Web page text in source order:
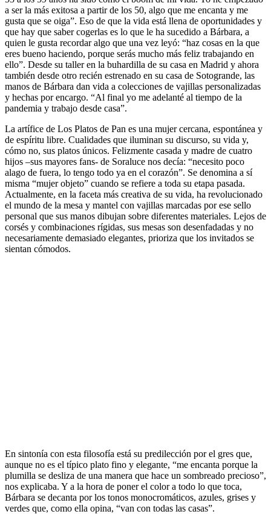
a ser la más exitosa a partir de los 50, algo que me encanta y me
gusta que se oiga”. Eso de que la vida está llena de oportunidades y
que hay que saber cogerlas es lo que le ha sucedido a Bárbara, a
quien le gusta recordar algo que una vez leyó: “haz cosas en la que
eres bueno haciendo, porque serás mucho más feliz trabajando en
ello”. Desde su taller en la buhardilla de su casa en Madrid y ahora
también desde otro recién estrenado en su casa de Sotogrande, las
manos de Bárbara dan vida a colecciones de vajillas personalizadas
y hechas por encargo. “Al final yo me adelanté al tiempo de la
pandemia y trabajo desde casa”.
La artífice de Los Platos de Pan es una mujer cercana, espontánea y
de espíritu libre. Cualidades que iluminan su discurso, su vida y,
cómo no, sus platos únicos. Felizmente casada y madre de cuatro
hijos –sus mayores fans- de Soraluce nos decía: “necesito poco
alago de fuera, lo tengo todo ya en el corazón”. Se denomina a sí
misma “mujer objeto” cuando se refiere a toda su etapa pasada.
Actualmente, en la faceta más creativa de su vida, ha revolucionado
el mundo de la mesa y mantel con vajillas marcadas por ese sello
personal que sus manos dibujan sobre diferentes materiales. Lejos de
corsés y combinaciones rígidas, sus mesas son desenfadadas y no
necesariamente demasiado elegantes, prioriza que los invitados se
sientan cómodos.
En sintonía con esta filosofía está su predilección por el gres que,
aunque no es el típico plato fino y elegante, “me encanta porque la
plumilla se desliza de una manera que hace un sombreado precioso”,
nos explicaba. Y a la hora de poner el color a todo lo que toca,
Bárbara se decanta por los tonos monocromáticos, azules, grises y
verdes que, como ella opina, “van con todas las casas”.